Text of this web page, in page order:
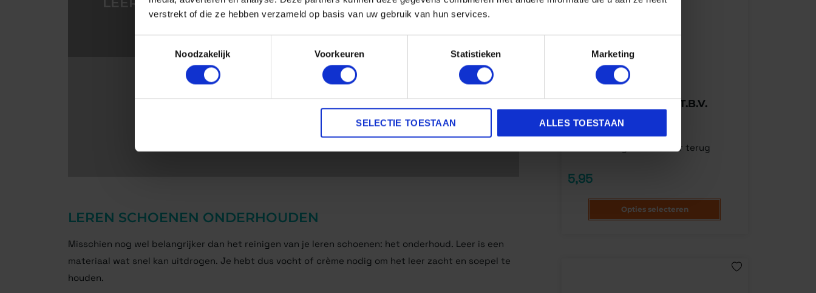
verstrekt of die ze hebben verzameld op basis van uw gebruik van hun services.
Noodzakelijk
Voorkeuren Statistieken Marketing
SELECTIE TOESTAAN ALLES TOESTAAN
JE SNEAKERS
LEREN SCHOENEN ONDERHOUDEN
Misschien nog wel belangrijker dan het reinigen van je leren schoenen: het onderhoud. Leer is een
materiaal wat snel kan uitdrogen. Je hebt dus vocht of crème nodig om het leer zacht en soepel te
houden.
GABOR LEERCREME T.B.V.
GLADLEER
Leer glans en kleur terug
5,95
Opties selecteren